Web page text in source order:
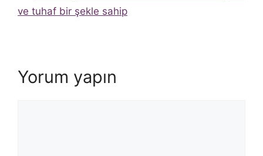
ve tuhaf bir şekle sahip
Yorum yapın